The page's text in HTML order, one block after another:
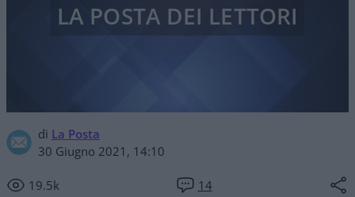
di La Posta
30 Giugno 2021, 14:10
19.5k 14
LA POSTA DEI LETTORI